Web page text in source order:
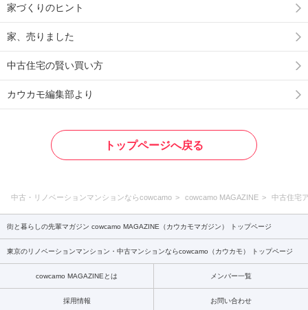
家づくりのヒント
家、売りました
中古住宅の賢い買い方
カウカモ編集部より
トップページへ戻る
中古・リノベーションマンションならcowcamo cowcamo MAGAZINE 中古住宅
街と暮らしの先輩マガジン cowcamo MAGAZINE（カウカモマガジン） トップページ
東京のリノベーションマンション・中古マンションならcowcamo（カウカモ） トップページ
cowcamo MAGAZINEとは メンバー一覧
採用情報 お問い合わせ